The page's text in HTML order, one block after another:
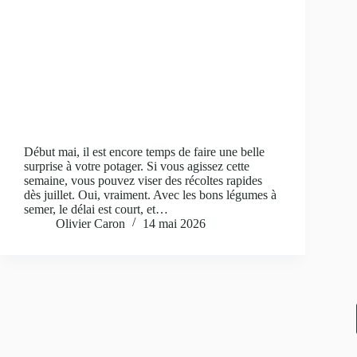
Début mai, il est encore temps de faire une belle
surprise à votre potager. Si vous agissez cette
semaine, vous pouvez viser des récoltes rapides
dès juillet. Oui, vraiment. Avec les bons légumes à
semer, le délai est court, et…
Olivier Caron
14 mai 2026